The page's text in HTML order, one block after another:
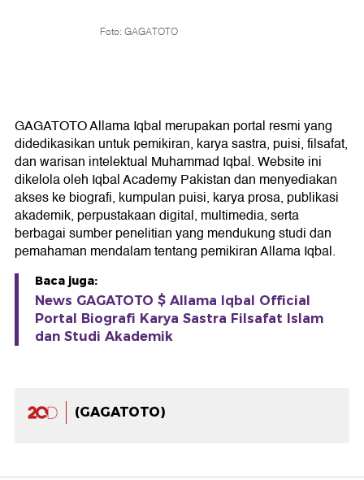
Foto: GAGATOTO
GAGATOTO Allama Iqbal merupakan portal resmi yang
didedikasikan untuk pemikiran, karya sastra, puisi, filsafat,
dan warisan intelektual Muhammad Iqbal. Website ini
dikelola oleh Iqbal Academy Pakistan dan menyediakan
akses ke biografi, kumpulan puisi, karya prosa, publikasi
akademik, perpustakaan digital, multimedia, serta
berbagai sumber penelitian yang mendukung studi dan
pemahaman mendalam tentang pemikiran Allama Iqbal.
Baca juga:
News GAGATOTO $ Allama Iqbal Official
Portal Biografi Karya Sastra Filsafat Islam
dan Studi Akademik
(GAGATOTO)